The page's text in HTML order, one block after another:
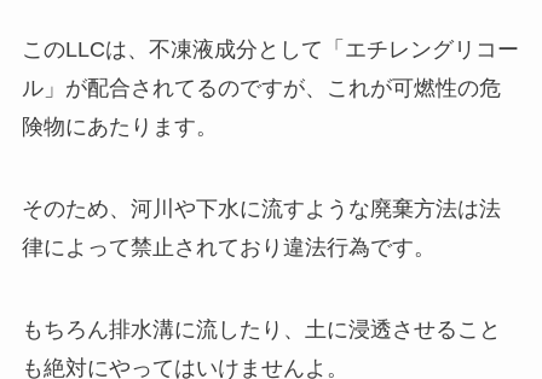
このLLCは、不凍液成分として「エチレングリコー
ル」が配合されてるのですが、これが可燃性の危
険物にあたります。
そのため、河川や下水に流すような廃棄方法は法
律によって禁止されており違法行為です。
もちろん排水溝に流したり、土に浸透させること
も絶対にやってはいけませんよ。